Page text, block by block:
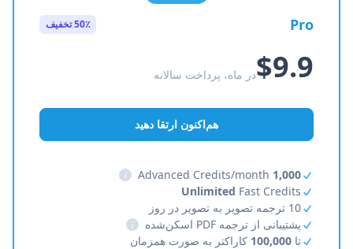
Pro 50٪ تخفیف
$9.9در ماه، پرداخت سالانه
هم‌اکنون ارتقا دهید
1,000
i
Unlimited Fast Credits
10 ترجمه تصویر به تصویر در روز
پشتیبانی از ترجمه PDF اسکن‌شده
i
تا 100,000 کاراکتر به صورت همزمان